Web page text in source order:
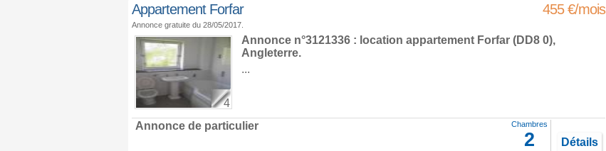
Appartement Forfar 455 €/mois
Annonce gratuite du 28/05/2017.
4
Annonce n°3121336 : location appartement Forfar(DD8 0),
Angleterre.
...
Annonce de particulier Chambres
2 Détails